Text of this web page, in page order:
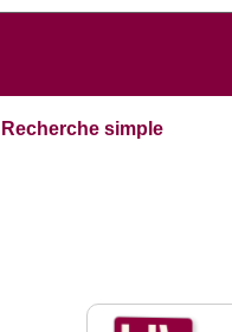
Recherche simple